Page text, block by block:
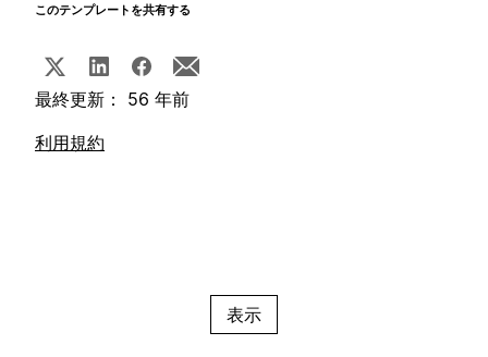
このテンプレートを共有する
最終更新： 56 年前
利用規約
表示